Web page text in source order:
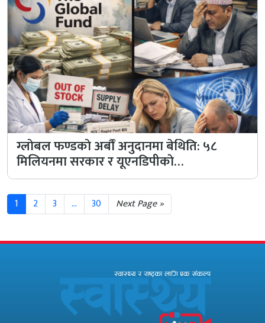
ग्लाेबल फण्डकाे अर्बौँ अनुदानमा बेथिति: ५८
मिलियनमा सरकार र यूएनडिपीकाे…
1 2 3 ... 30 Next Page »